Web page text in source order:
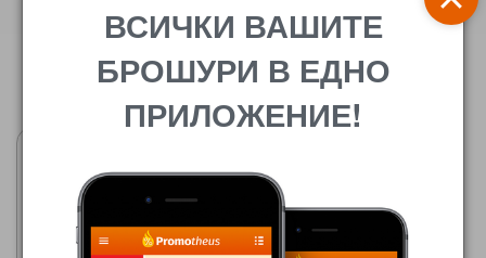
Цената
ВСИЧКИ ВАШИТЕ
БРОШУРИ В ЕДНО
ПРИЛОЖЕНИЕ!